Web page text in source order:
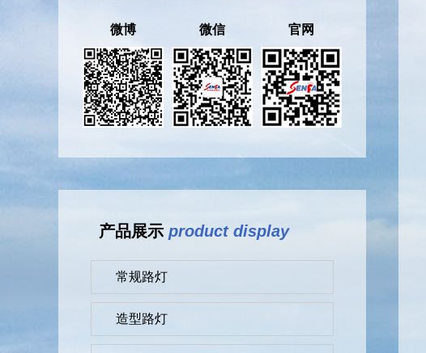
微博 微信 官网
产品展示 product display
常规路灯
造型路灯